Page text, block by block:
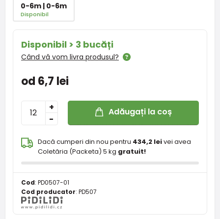
0-6m | 0-6m
Disponibil
Disponibil > 3 bucăți
Când vă vom livra produsul?
od 6,7 lei
-
+ Adăugați la coș
Dacă cumperi din nou pentru 434,2 leivei avea
Coletăria (Packeta) 5 kg gratuit!
Cod: PD0507-01
Cod producator: PD507